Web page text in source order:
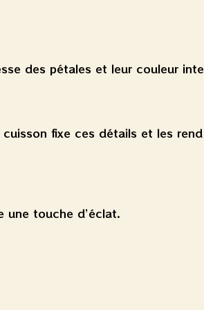
des pétales et leur couleur
fixe ces détails et les rend
une touche d’éclat.